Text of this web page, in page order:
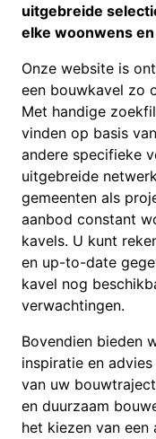
uitgebreide
elke woonwens
Onze website is
een bouwkavel zo
Met handige
vinden op basis
andere specifieke
uitgebreide
gemeenten als
aanbod constant
kavels. U kunt
en up-to-date
kavel nog
verwachtingen.
Bovendien bieden
inspiratie en
van uw
en duurzaam
het kiezen van een